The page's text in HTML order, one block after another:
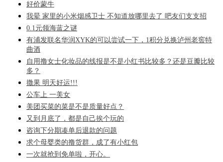
好价蒙牛
我晕 家里的小米烟感卫士 不知道放哪里去了 吧友们支支招
0.1元领海蓝之谜
有浦发联名华润XYK的可以尝试一下，1积分兑换泸州老窖特
曲酒
自用撸女士化妆品的线报是不是小红书比较多？还是豆瓣比较
多？
撒果 明天好运!!!
公车上 一美女
美团买菜的菜是不是质量好点？
又到月底了，都是自己挨个玩的
咨询下分期凑单后退款的问题
求个母婴类的撸货群，成了有小红包
一次就抢到免单啦，开心。